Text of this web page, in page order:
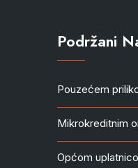
Podržani
Pouzećem
Mikrokreditnim
Općom